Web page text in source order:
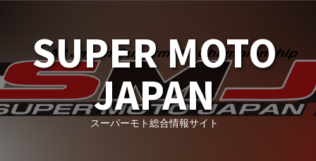
contentSUPER MOTO
JAPAN
スーパーモト総合情報サイト